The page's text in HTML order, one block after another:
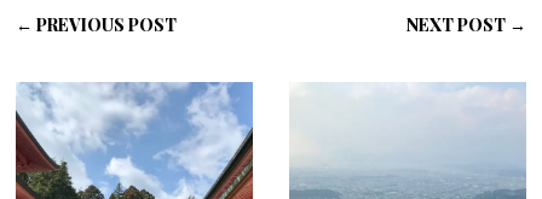
← PREVIOUS POST NEXT POST →